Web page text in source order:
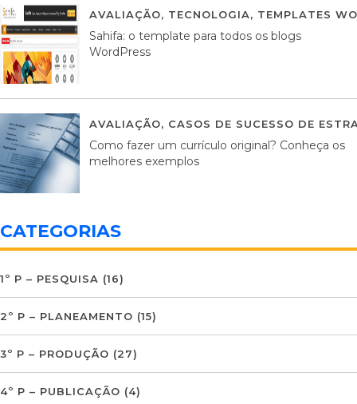
AVALIAÇÃO, TECNOLOGIA, TEMPLATES
Sahifa: o template para todos os blogs
WordPress
AVALIAÇÃO, CASOS DE SUCESSO DE
Como fazer um currículo original? Conheça os
melhores exemplos
CATEGORIAS
1º P – PESQUISA (16)
2º P – PLANEAMENTO (15)
3º P – PRODUÇÃO (27)
4º P – PUBLICAÇÃO (4)